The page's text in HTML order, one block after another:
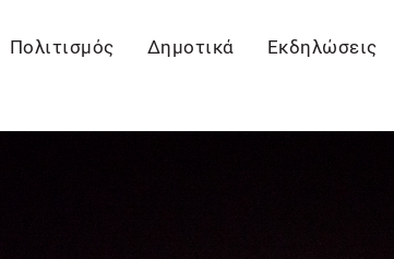
Πολιτισμός Δημοτικά Εκδηλώσεις